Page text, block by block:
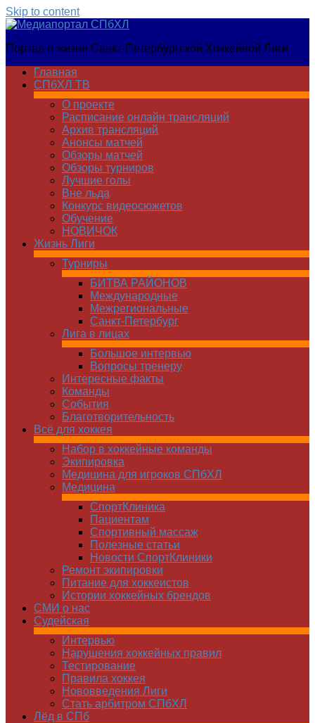
Skip to content
Медиапортал
Портал о жизни Санкт-Петербургской Хоккейной Лиги
Главная
СПбХЛ ТВ
О проекте
Расписание онлайн трансляций
Архив трансляций
Анонсы матчей
Обзоры матчей
Обзоры турниров
Лучшие голы
Вне льда
Конкурс видеосюжетов
Обучение
НОВИЧОК
Жизнь Лиги
Турниры
БИТВА РАЙОНОВ
Международные
Межрегиональные
Санкт-Петербург
Лига в лицах
Большое интервью
Вопросы тренеру
Интересные факты
Команды
Cобытия
Благотворительность
Всё для хоккея
Набор в хоккейные команды
Экипировка
Медицина для игроков СПбХЛ
Медицина
СпортКлиника
Пациентам
Спортивный массаж
Полезные статьи
Новости СпортКлиники
Ремонт экипировки
Питание для хоккеистов
Истории хоккейных брендов
СМИ о нас
Судейская
Интервью
Нарушения хоккейных правил
Тестирование
Правила хоккея
Нововведения Лиги
Стать арбитром СПбХЛ
Лёд в СПб